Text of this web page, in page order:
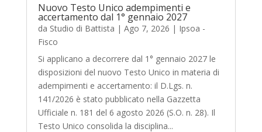
Nuovo Testo Unico adempimenti e
accertamento dal 1° gennaio 2027
da Studio di Battista | Ago 7, 2026 | Ipsoa -
Fisco
Si applicano a decorrere dal 1° gennaio 2027 le
disposizioni del nuovo Testo Unico in materia di
adempimenti e accertamento: il D.Lgs. n.
141/2026 è stato pubblicato nella Gazzetta
Ufficiale n. 181 del 6 agosto 2026 (S.O. n. 28). Il
Testo Unico consolida la disciplina...